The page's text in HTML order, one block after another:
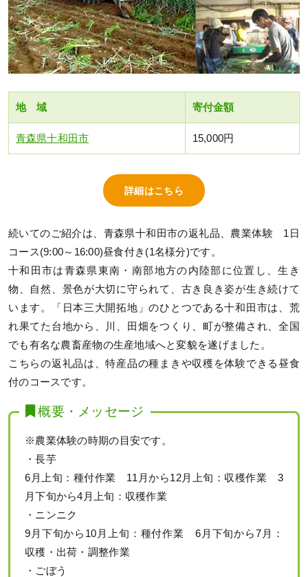
地 域 寄付金額
青森県十和田市 15,000円
詳細はこちら
続いてのご紹介は、青森県十和田市の返礼品、農業体験 1日
コース(9:00～16:00)昼食付き(1名様分)です。
十和田市は青森県東南・南部地方の内陸部に位置し、生き
物、自然、景色が大切に守られて、古き良き姿が生き続けて
います。「日本三大開拓地」のひとつである十和田市は、荒
れ果てた台地から、川、田畑をつくり、町が整備され、全国
でも有名な農畜産物の生産地域へと変貌を遂げました。
こちらの返礼品は、特産品の種まきや収穫を体験できる昼食
付のコースです。
概要・メッセージ
※農業体験の時期の目安です。
・長芋
6月上旬：種付作業 11月から12月上旬：収穫作業 3
月下旬から4月上旬：収穫作業
・ニンニク
9月下旬から10月上旬：種付作業 6月下旬から7月：
収穫・出荷・調整作業
・ごぼう